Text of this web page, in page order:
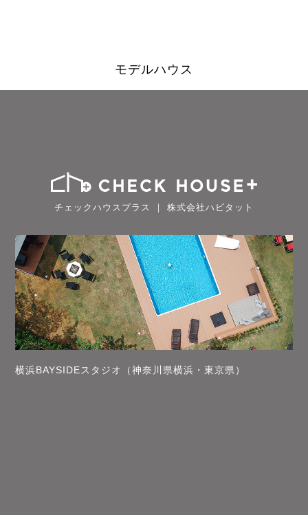
モデルハウス
チェックハウスプラス ｜ 株式会社ハビタット
横浜BAYSIDEスタジオ（神奈川県横浜・東京県）